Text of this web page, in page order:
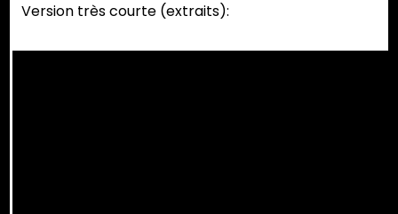
Version très courte (extraits):